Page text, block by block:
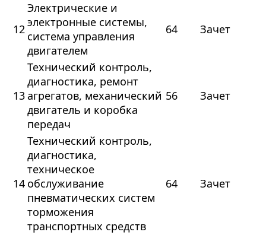
12
Электрические и
электронные системы,
система управления
двигателем
64 Зачет
13
Технический контроль,
диагностика, ремонт
агрегатов, механический
двигатель и коробка
передач
56 Зачет
14
Технический контроль,
диагностика,
техническое
обслуживание
пневматических систем
торможения
транспортных средств
64 Зачет